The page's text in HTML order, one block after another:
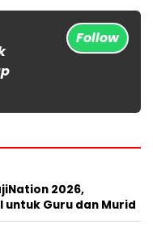
Follow
2026,
untuk Guru dan Murid